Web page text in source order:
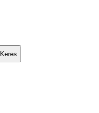
Keres